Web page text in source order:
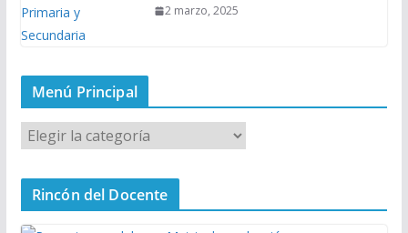
2 marzo, 2025
Menú Principal
M
e
n
P
Rincón del Docente